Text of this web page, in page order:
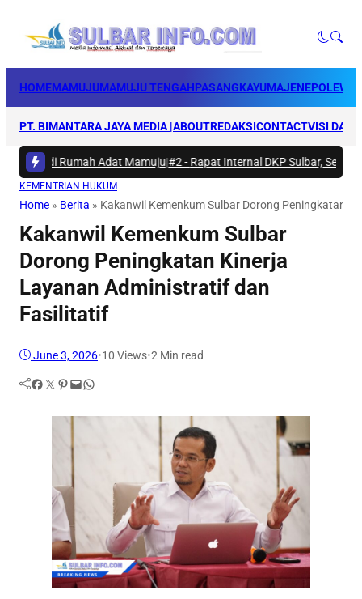
HOMEMAMUJUMAMUJU TENGAHPASANGKAYUMAJENE
PT. BIMANTARA JAYA MEDIA |ABOUTREDAKSICONTACTVISI DAN
di Rumah Adat Mamuju|#2 -Rapat Internal DKP Sulbar, Selaraskan
KEMENTRIAN HUKUM
Home » Berita » Kakanwil Kemenkum Sulbar Dorong Peningkatan
Kakanwil Kemenkum Sulbar
Dorong Peningkatan Kinerja
Layanan Administratif dan
Fasilitatif
June 3, 2026•10 Views•2 Min read
Facebook Twitter Pinterest Mail WhatsApp